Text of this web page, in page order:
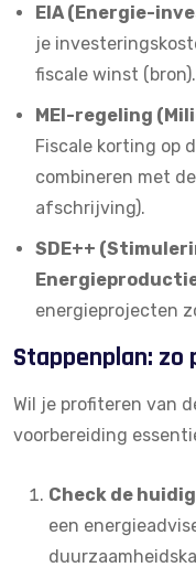
EIA (Energie-
je
fiscale winst (bron).
MEI-regeling
Fiscale korting op
combineren met de
afschrijving).
SDE++
energieprojecten
Stappenplan: zo
Wil je profiteren van
voorbereiding
Check de
een